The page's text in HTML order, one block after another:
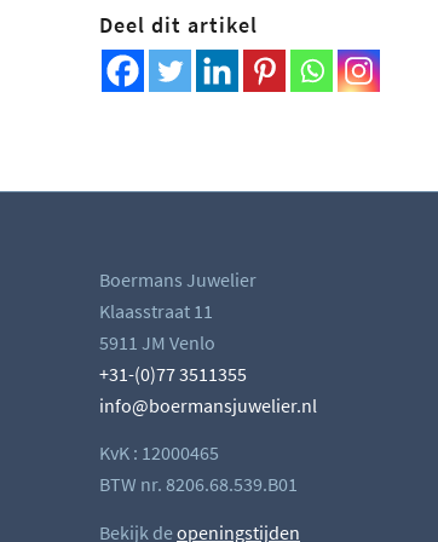
Deel dit artikel
Boermans Juwelier
Klaasstraat 11
5911 JM Venlo
+31-(0)77 3511355
info@boermansjuwelier.nl
KvK : 12000465
BTW nr. 8206.68.539.B01
Bekijk deopeningstijden